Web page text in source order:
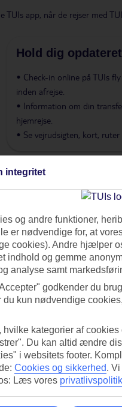
TUIs app, når de rejser med
Hold dig opdateret
• Check-in online på TUIs
inden afrejse.
• Information om din
hjemrejse.
• Se vejrudsigten, kort, ruter
integritet
og andre funktioner,
er nødvendige for, at
cookies). Andre hjælper
indhold og gemme
analyse samt
godkender du
du kun nødvendige
kategorier af
Du kan altid ændre
i websitets footer.
Cookies og sikkerhed. Vi
Læs vores privatlivspolitik